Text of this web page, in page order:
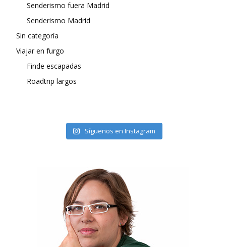
Senderismo fuera Madrid
Senderismo Madrid
Sin categoría
Viajar en furgo
Finde escapadas
Roadtrip largos
Síguenos en Instagram